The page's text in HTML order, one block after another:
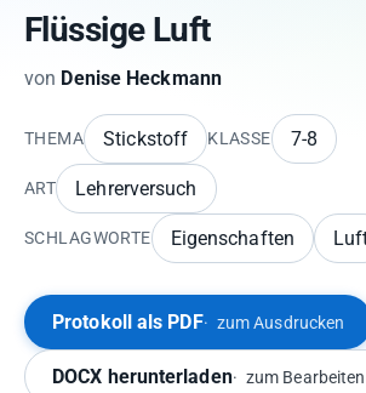
Flüssige Luft
von Denise Heckmann
THEMA Stickstoff KLASSE 7-8
ART Lehrerversuch
SCHLAGWORTE Eigenschaften
Protokoll als PDF zum Ausdrucken
DOCX herunterladen zum Bearbeiten